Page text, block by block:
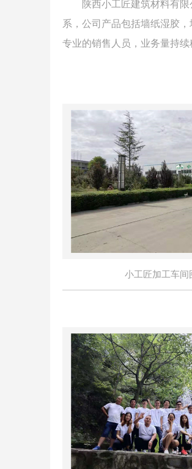
陕西小工匠建筑材料有
系，公司产品包括墙纸湿胶
专业的销售人员，业务量持
小工匠加工车间